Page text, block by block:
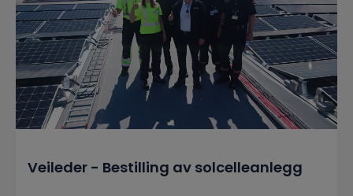
Veileder - Bestilling av solcelleanlegg